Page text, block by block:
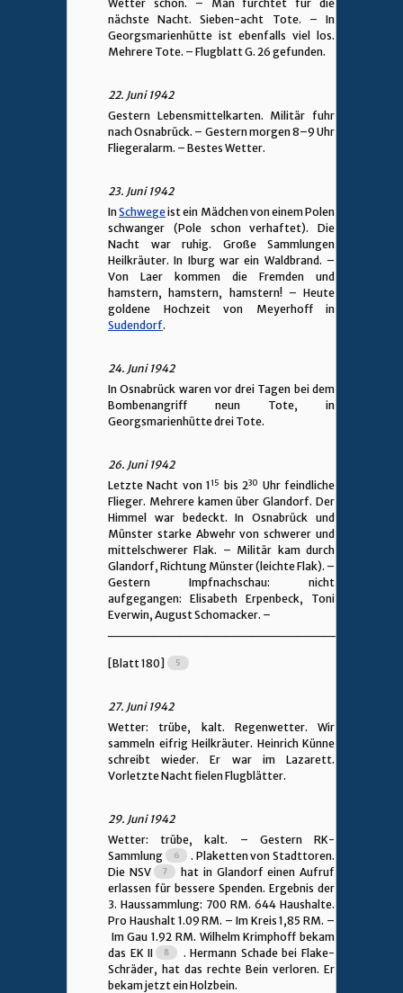
Wetter schön. – Man fürchtet für die
nächste Nacht. Sieben-acht Tote. – In
Georgsmarienhütte ist ebenfalls viel los.
Mehrere Tote. – Flugblatt G. 26 gefunden.
22. Juni 1942
Gestern Lebensmittelkarten. Militär fuhr
nach Osnabrück. – Gestern morgen 8–9 Uhr
Fliegeralarm. – Bestes Wetter.
23. Juni 1942
InSchwegeist ein Mädchen von einem Polen
schwanger (Pole schon verhaftet). Die
Nacht war ruhig. Große Sammlungen
Heilkräuter. In Iburg war ein Waldbrand. –
Von Laer kommen die Fremden und
hamstern, hamstern, hamstern! – Heute
goldene Hochzeit von Meyerhoff in
Sudendorf.
24. Juni 1942
In Osnabrück waren vor drei Tagen bei dem
Bombenangriff neun Tote, in
Georgsmarienhütte drei Tote.
26. Juni 1942
Letzte Nacht von 115 bis 230 Uhr feindliche
Flieger. Mehrere kamen über Glandorf. Der
Himmel war bedeckt. In Osnabrück und
Münster starke Abwehr von schwerer und
mittelschwerer Flak. – Militär kam durch
Glandorf, Richtung Münster (leichte Flak). –
Gestern Impfnachschau: nicht
aufgegangen: Elisabeth Erpenbeck, Toni
Everwin, August Schomacker. –
[Blatt 180]
27. Juni 1942
Wetter: trübe, kalt. Regenwetter. Wir
sammeln eifrig Heilkräuter. Heinrich Künne
schreibt wieder. Er war im Lazarett.
Vorletzte Nacht fielen Flugblätter.
29. Juni 1942
Wetter: trübe, kalt. – Gestern RK-
Sammlung
. Plaketten von Stadttoren.
Die NSV
hat in Glandorf einen Aufruf
erlassen für bessere Spenden. Ergebnis der
3. Haussammlung: 700 RM. 644 Haushalte.
Pro Haushalt 1.09 RM. – Im Kreis 1,85 RM. –
Im Gau 1.92 RM. Wilhelm Krimphoff bekam
das EK II
. Hermann Schade bei Flake-
Schräder, hat das rechte Bein verloren. Er
bekam jetzt ein Holzbein.